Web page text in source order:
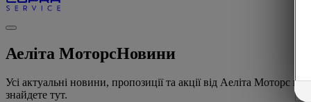
Аеліта МоторсНовини
Усі актуальні новини, пропозиції та акції від Аеліта Моторс ви
знайдете тут.